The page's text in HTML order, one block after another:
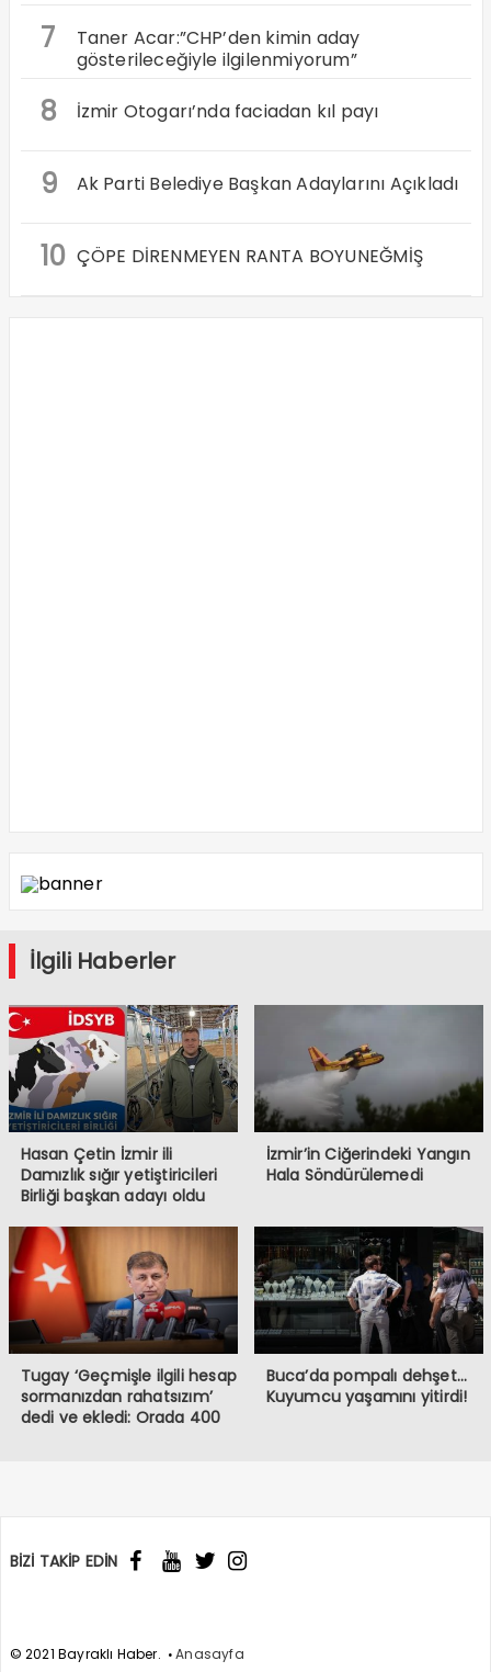
7
Taner Acar:”CHP’den kimin aday
gösterileceğiyle ilgilenmiyorum”
8 İzmir Otogarı’nda faciadan kıl payı
9 Ak Parti Belediye Başkan Adaylarını Açıkladı
10 ÇÖPE DİRENMEYEN RANTA BOYUNEĞMİŞ
İlgili Haberler
Hasan Çetin İzmir ili
Damızlık sığır yetiştiricileri
Birliği başkan adayı oldu
İzmir’in Ciğerindeki Yangın
Hala Söndürülemedi
Tugay ‘Geçmişle ilgili hesap
sormanızdan rahatsızım’
dedi ve ekledi: Orada 400
Buca’da pompalı dehşet…
Kuyumcu yaşamını yitirdi!
BİZİ TAKİP EDİN
© 2021 Bayraklı Haber. Anasayfa